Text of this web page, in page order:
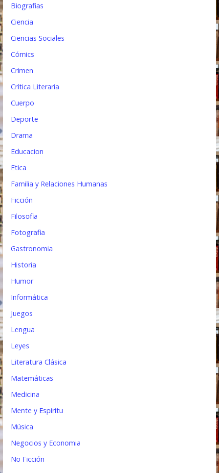
Biografias
Ciencia
Ciencias Sociales
Cómics
Crimen
Crítica Literaria
Cuerpo
Deporte
Drama
Educacion
Etica
Familia y Relaciones Humanas
Ficción
Filosofia
Fotografia
Gastronomia
Historia
Humor
Informática
Juegos
Lengua
Leyes
Literatura Clásica
Matemáticas
Medicina
Mente y Espíritu
Música
Negocios y Economia
No Ficción